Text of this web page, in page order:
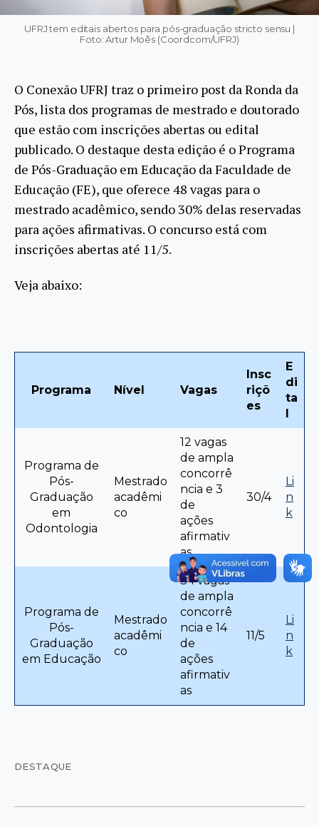
UFRJ tem editais abertos para pós-graduação stricto sensu |
Foto: Artur Moês (Coordcom/UFRJ)
O Conexão UFRJ traz o primeiro post da Ronda da
Pós, lista dos programas de mestrado e doutorado
que estão com inscrições abertas ou edital
publicado. O destaque desta edição é o Programa
de Pós-Graduação em Educação da Faculdade de
Educação (FE), que oferece 48 vagas para o
mestrado acadêmico, sendo 30% delas reservadas
para ações afirmativas. O concurso está com
inscrições abertas até 11/5.
Veja abaixo:
Programa Nível Vagas
Insc
riçõ
es
E
di
ta
l
Programa de
Pós-
Graduação
em
Odontologia
Mestrado
acadêmi
co
12 vagas
de ampla
concorrê
ncia e 3
de
ações
afirmativ
as
30/4
Li
n
k
Programa de
Pós-
Graduação
em Educação
Mestrado
acadêmi
co
34 vagas
de ampla
concorrê
ncia e 14
de
ações
afirmativ
as
11/5
Li
n
k
DESTAQUE